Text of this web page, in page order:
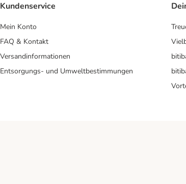
Kundenservice
Mein Konto
FAQ & Kontakt
Versandinformationen
Entsorgungs- und Umweltbestimmungen